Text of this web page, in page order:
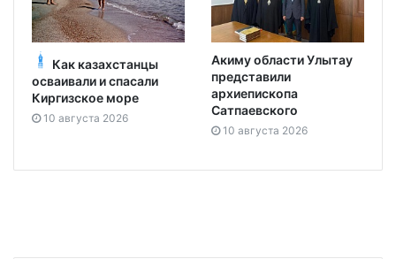
Как казахстанцы
осваивали и спасали
Киргизское море
10 августа 2026
Акиму области Улытау
представили
архиепископа
Сатпаевского
10 августа 2026